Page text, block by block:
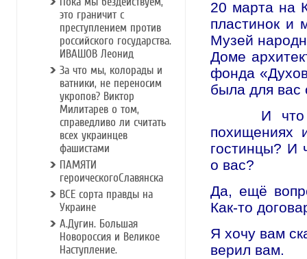
это граничит с
преступлением против
российского государства.
ИВАШОВ Леонид
За что мы, колорады и
ватники, не переносим
укропов? Виктор
Милитарев о том,
справедливо ли считать
всех украинцев
фашистами
ПАМЯТИ
героическогоСлавянска
ВСЕ сорта правды на
Украине
А.Дугин. Большая
Новороссия и Великое
Наступление.
20 марта на
пластинок и
Музей
Доме
фонда
была для вас
И что бы,
похищениях
гостинцы? И
о вас?
Да, ещё
Как-то
Я хочу вам
верил вам.